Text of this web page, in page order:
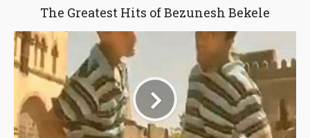
The Greatest Hits of Bezunesh Bekele